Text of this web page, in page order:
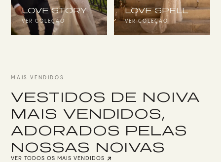
LOVE STORY
VER COLEÇÃO
LOVE SPELL
VER COLEÇÃO
MAIS VENDIDOS
VESTIDOS DE NOIVA
MAIS VENDIDOS,
ADORADOS PELAS
NOSSAS NOIVAS
VER TODOS OS MAIS VENDIDOS